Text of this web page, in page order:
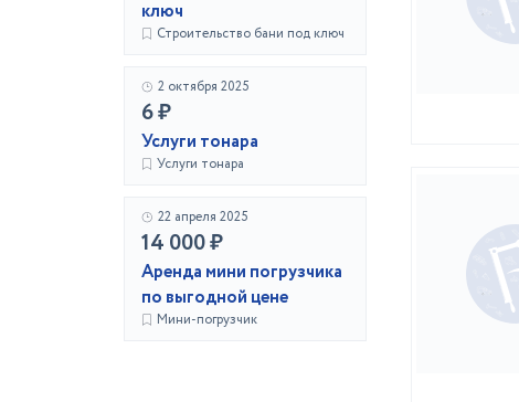
ключ
Строительство бани под ключ
2 октября 2025
6 ₽
Услуги тонара
Услуги тонара
22 апреля 2025
14 000 ₽
Аренда мини погрузчика
по выгодной цене
Мини-погрузчик